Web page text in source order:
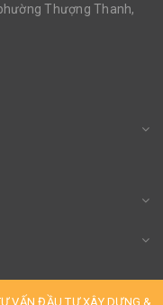
Thượng Thanh,
VẤN ĐẦU TƯ XÂY DỰNG &